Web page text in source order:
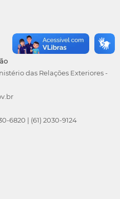
das Relações Exteriores -
6820 | (61) 2030-9124